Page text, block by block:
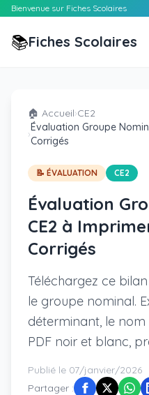
Bienvenue sur Fiches Scolaires
📚Fiches Scolaires
🏠 Accueil›CE2
›
Évaluation Groupe
Corrigés
📝 ÉVALUATION CE2
Évaluation
CE2 à
Corrigés
Téléchargez ce
le groupe nominal.
déterminant, le
PDF noir et blanc,
Publié le 07/janvier/2026
Partager :